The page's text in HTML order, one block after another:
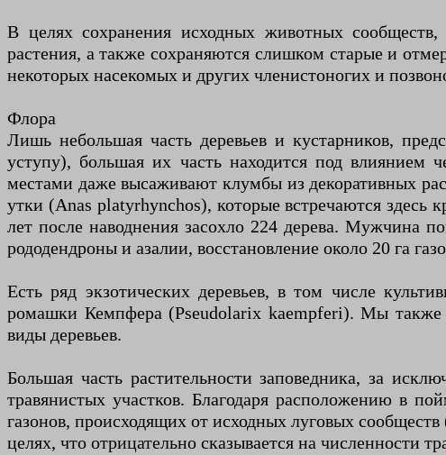
В целях сохранения исходных животных сообществ,
растения, а также сохраняются слишком старые и
некоторых насекомых и других членистоногих и
Флора
Лишь небольшая часть деревьев и кустарников,
уступу), большая их часть находится под влиянием
местами даже высаживают клумбы из декоративных
утки (Anas platyrhynchos), которые встречаются здесь
лет после наводнения засохло 224 дерева. Мужчина
рододендроны и азалии, восстановление около 20 га
Есть ряд экзотических деревьев, в том числе
ромашки Кемпфера (Pseudolarix kaempferi). Мы также
виды деревьев.
Большая часть растительности заповедника, за
травянистых участков. Благодаря расположению в
газонов, происходящих от исходных луговых
целях, что отрицательно сказывается на численности